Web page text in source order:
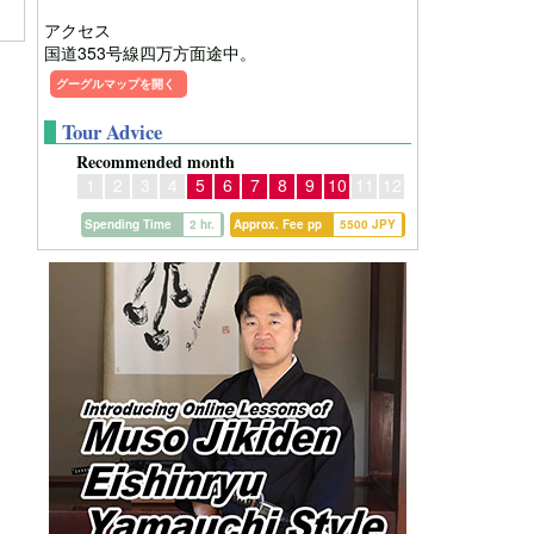
アクセス
国道353号線四万方面途中。
グーグルマップを開く
Tour Advice
Recommended month
1 2 3 4 5 6 7 8 9 10 11 12
Approx. Fee pp 5500 JPY
Spending Time 2 hr.